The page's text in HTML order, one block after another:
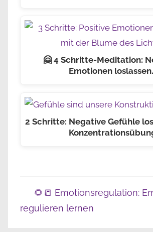
🤗 4 Schritte-Meditation:
Emotionen
2 Schritte: Negative Gefühle
🌻📒 Emotionsregulation:
regulieren lernen